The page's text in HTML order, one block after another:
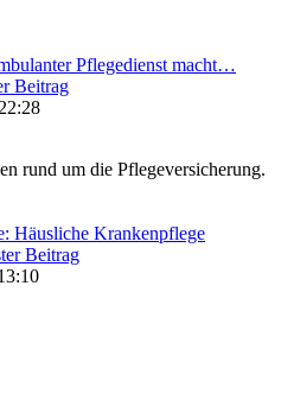
Pflegedienst macht…
Beitrag
rund um die Pflegeversicherung.
Häusliche Krankenpflege
Beitrag